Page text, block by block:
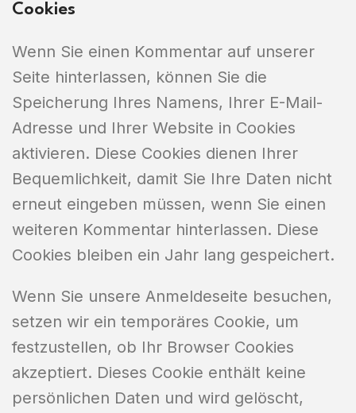
Cookies
Wenn Sie einen Kommentar auf unserer
Seite hinterlassen, können Sie die
Speicherung Ihres Namens, Ihrer E-Mail-
Adresse und Ihrer Website in Cookies
aktivieren. Diese Cookies dienen Ihrer
Bequemlichkeit, damit Sie Ihre Daten nicht
erneut eingeben müssen, wenn Sie einen
weiteren Kommentar hinterlassen. Diese
Cookies bleiben ein Jahr lang gespeichert.
Wenn Sie unsere Anmeldeseite besuchen,
setzen wir ein temporäres Cookie, um
festzustellen, ob Ihr Browser Cookies
akzeptiert. Dieses Cookie enthält keine
persönlichen Daten und wird gelöscht,